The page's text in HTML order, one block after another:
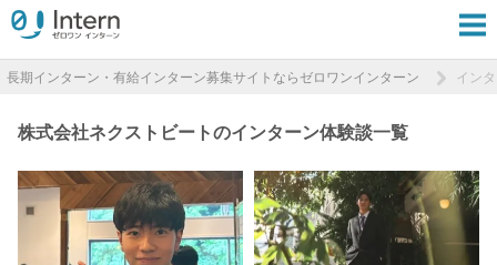
長期インターン・有給インターン募集サイトならゼロワンインターン イン
株式会社ネクストビートのインターン体験談一覧